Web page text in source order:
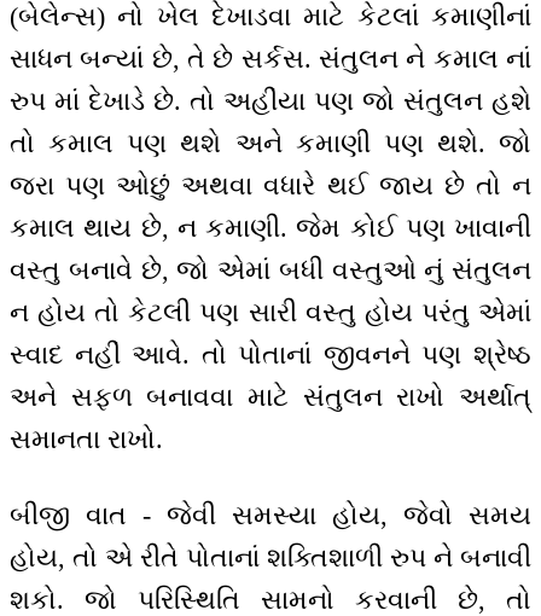
(બેલેન્સ) નો ખેલ દેખાડવા માટે કેટલાં કમાણીનાં
સાધન બન્યાં છે, તે છે સર્કસ. સંતુલન ને કમાલ નાં
રુપ માં દેખાડે છે. તો અહીંયા પણ જો સંતુલન હશે
તો કમાલ પણ થશે અને કમાણી પણ થશે. જો
જરા પણ ઓછું અથવા વધારે થઈ જાય છે તો ન
કમાલ થાય છે, ન કમાણી. જેમ કોઈ પણ ખાવાની
વસ્તુ બનાવે છે, જો એમાં બધી વસ્તુઓ નું સંતુલન
ન હોય તો કેટલી પણ સારી વસ્તુ હોય પરંતુ એમાં
સ્વાદ નહીં આવે. તો પોતાનાં જીવનને પણ શ્રેષ્ઠ
અને સફળ બનાવવા માટે સંતુલન રાખો અર્થાત્
સમાનતા રાખો.
બીજી વાત - જેવી સમસ્યા હોય, જેવો સમય
હોય, તો એ રીતે પોતાનાં શક્તિશાળી રુપ ને બનાવી
શકો. જો પરિસ્થિતિ સામનો કરવાની છે, તો